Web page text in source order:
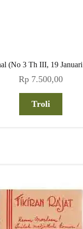
(No 3 Th III, 19
Rp 7.500,00
Troli